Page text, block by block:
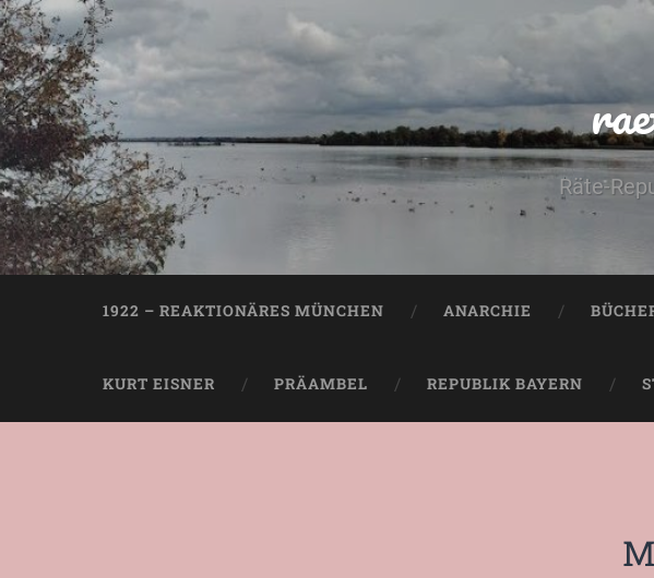
Räte-
1922 – REAKTIONÄRES MÜNCHEN ANARCHIE
KURT EISNER PRÄAMBEL REPUBLIK BAYERN